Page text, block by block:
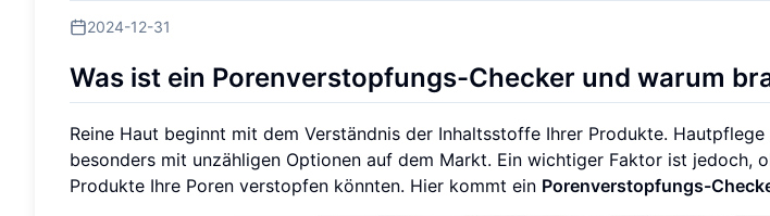
2024-12-31
Was ist ein Porenverstopfungs-Checker und warum
Reine Haut beginnt mit dem Verständnis der Inhaltsstoffe Ihrer Produkte.
besonders mit unzähligen Optionen auf dem Markt. Ein wichtiger Faktor ist jedoch,
Produkte Ihre Poren verstopfen könnten. Hier kommt ein Porenverstopfungs-